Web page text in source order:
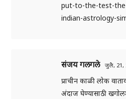
put-to-the-test-
indian-astrology-
संजय गलगले जुलै, 21,
प्राचीन काळी लोक
अंदाज घेण्यासाठी